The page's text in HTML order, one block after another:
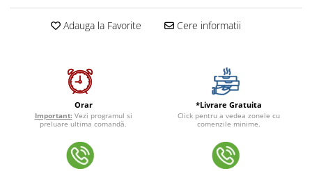
Adauga la Favorite Cere informatii
Orar
Important: Vezi programul si
preluare ultima comandă.
*Livrare Gratuita
Click pentru a vedea zonele cu
comenzile minime.